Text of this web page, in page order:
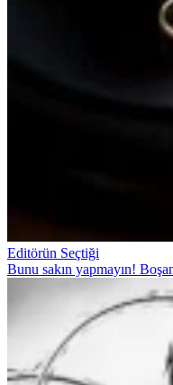
Editörün Seçtiği
Bunu sakın yapmayın!